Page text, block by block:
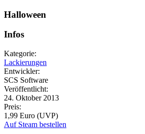
Halloween
Infos
Kategorie:
Lackierungen
Entwickler:
SCS Software
Veröffentlicht:
24. Oktober 2013
Preis:
1,99 Euro (UVP)
Auf Steam bestellen